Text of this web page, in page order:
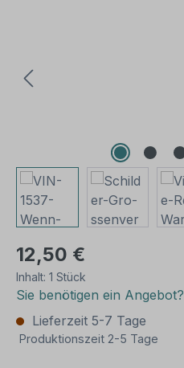
12,50 €
Inhalt: 1 Stück
Sie benötigen ein Angebot?
Lieferzeit 5-7 Tage
Produktionszeit 2-5 Tage